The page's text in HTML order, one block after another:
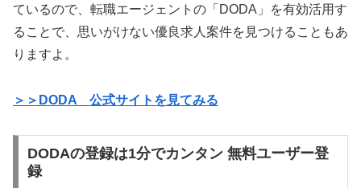
ているので、転職エージェントの「DODA」を有効活用す
ることで、思いがけない優良求人案件を見つけることもあ
りますよ。
＞＞DODA 公式サイトを見てみる
DODAの登録は1分でカンタン 無料ユーザー登
録